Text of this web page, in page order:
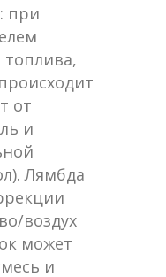
при
топлива,
от
и
Лямбда
воздух
может
и